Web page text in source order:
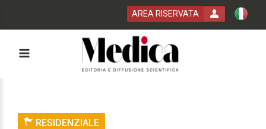
bla
AREA RISERVATA
RESIDENZIALE